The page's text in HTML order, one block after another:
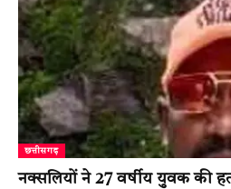
छत्तीसगढ़
नक्सलियों ने 27 वर्षीय युवक की